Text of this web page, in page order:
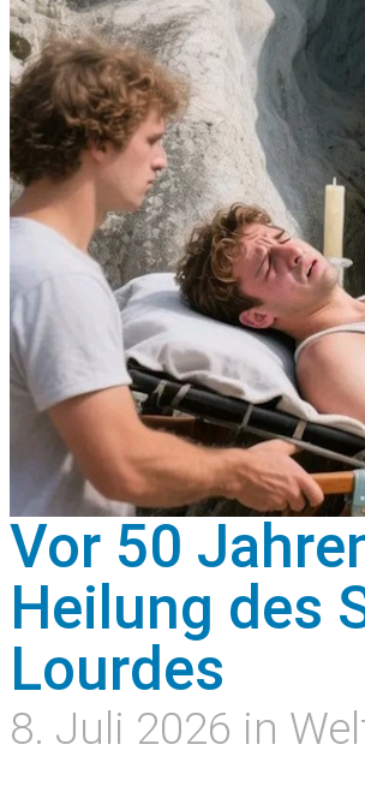
Vor 50
Heilung des
Lourdes
8. Juli 2026 in